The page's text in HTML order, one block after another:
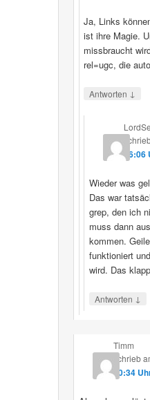
Ja, Links
ist ihre Magie.
missbraucht
rel=ugc, die
Antworten ↓
16:06
Wieder was
Das war
grep, den ich
muss dann
kommen.
funktioniert
wird. Das
Antworten ↓
Timm
schrieb
10:34